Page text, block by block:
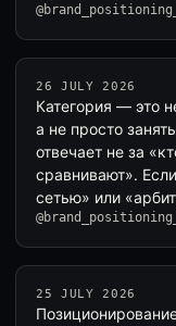
26 JULY 2026
Категория — это
а не просто
отвечает не за
сравнивают».
сетью» или
25 JULY 2026